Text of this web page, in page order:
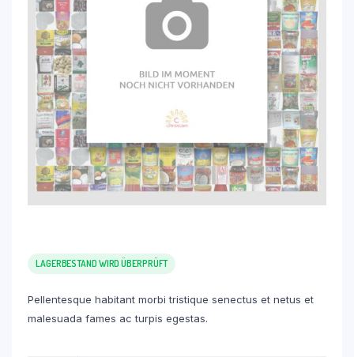
LAGERBESTAND WIRD ÜBERPRÜFT
Pellentesque habitant morbi tristique senectus et netus et
malesuada fames ac turpis egestas.